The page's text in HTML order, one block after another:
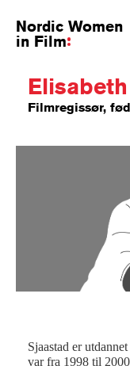
Nordic Women
in Film
Filmregissør,
Sjaastad er
var fra 1998 til